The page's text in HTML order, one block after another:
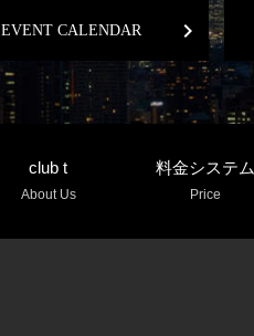
EVENT CALENDAR chevron_right
club t
About Us
料金システム
Price